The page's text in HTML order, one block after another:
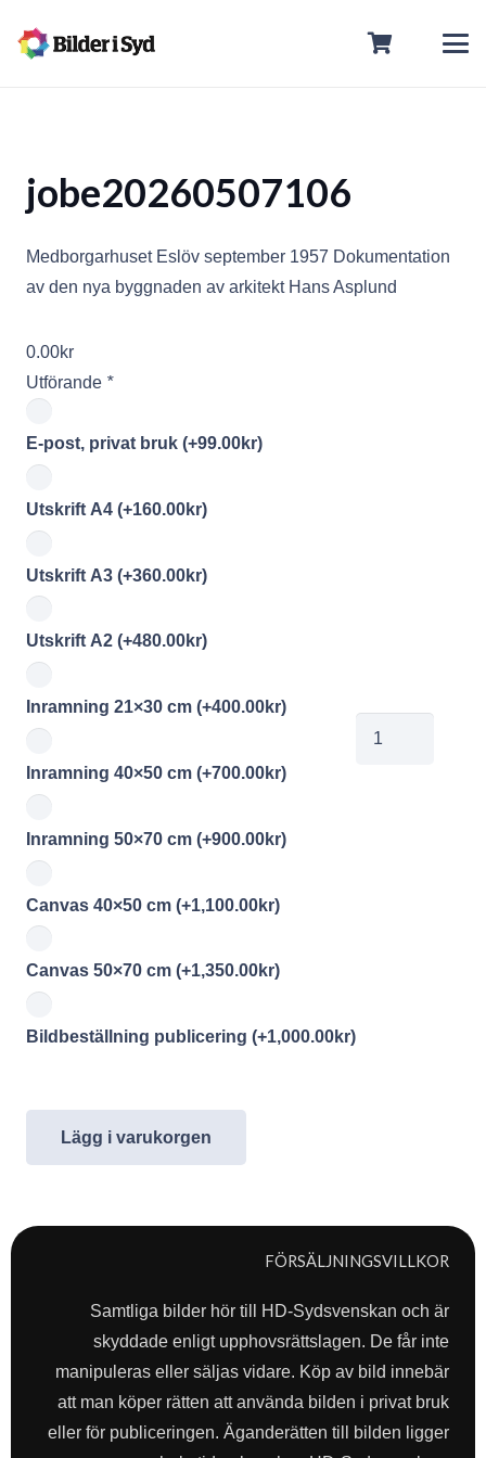
jobe20260507106
Medborgarhuset Eslöv september 1957 Dokumentation
av den nya byggnaden av arkitekt Hans Asplund
0.00kr
Utförande *
E-post, privat bruk (+99.00kr)
Utskrift A4 (+160.00kr)
Utskrift A3 (+360.00kr)
Utskrift A2 (+480.00kr)
Inramning 21×30 cm (+400.00kr)
Inramning 40×50 cm (+700.00kr)
Inramning 50×70 cm (+900.00kr)
Canvas 40×50 cm (+1,100.00kr)
Canvas 50×70 cm (+1,350.00kr)
Bildbeställning publicering (+1,000.00kr)
Lägg i varukorgen
FÖRSÄLJNINGSVILLKOR
Samtliga bilder hör till HD-Sydsvenskan och är
skyddade enligt upphovsrättslagen. De får inte
manipuleras eller säljas vidare. Köp av bild innebär
att man köper rätten att använda bilden i privat bruk
eller för publiceringen. Äganderätten till bilden ligger